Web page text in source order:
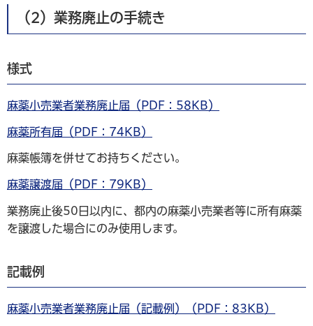
（2）業務廃止の手続き
様式
麻薬小売業者業務廃止届（PDF：58KB）
麻薬所有届（PDF：74KB）
麻薬帳簿を併せてお持ちください。
麻薬譲渡届（PDF：79KB）
業務廃止後50日以内に、都内の麻薬小売業者等に所有麻薬
を譲渡した場合にのみ使用します。
記載例
麻薬小売業者業務廃止届（記載例）（PDF：83KB）